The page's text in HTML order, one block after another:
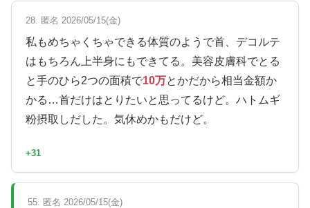
28. 匿名 2026/05/15(金)
私もめちゃくちゃできる体質のようで首、デコルテ
はもちろん上半身にもできてる。美容皮膚科でとる
と手のひら2つの面積で10万 とかだから相当金額か
かる…首だけはとりたいと思ってるけど。ハトムギ
粉摂取しだした。気休めかもだけど。
+31
55. 匿名 2026/05/15(金)